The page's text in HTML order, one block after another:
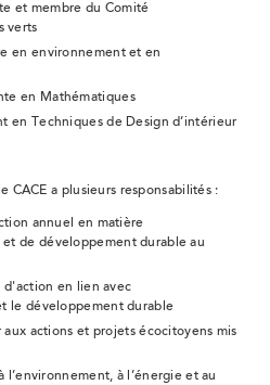
et membre du Comité
verts
en environnement et en
en Mathématiques
en Techniques de Design d’intérieur
CACE a plusieurs responsabilités :
annuel en matière
de développement durable au
d'action en lien avec
le développement durable
actions et projets écocitoyens mis
l’environnement, à l’énergie et au